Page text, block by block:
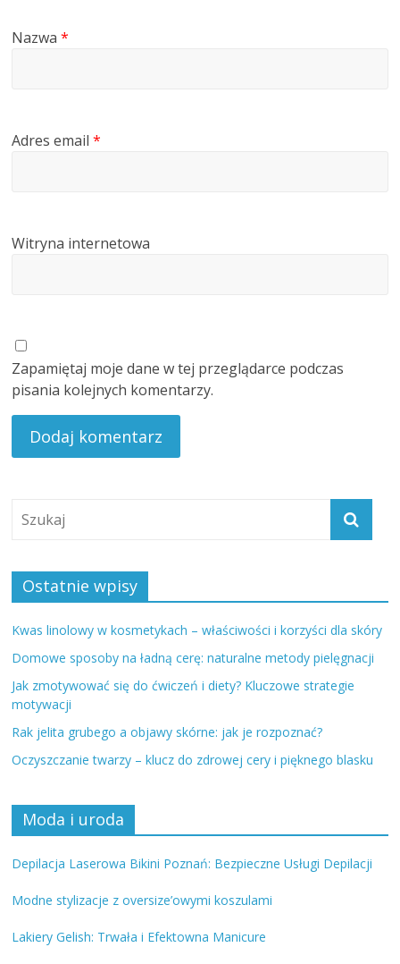
Nazwa*
Adres email*
Witryna internetowa
Zapamiętaj moje dane w tej przeglądarce podczas
pisania kolejnych komentarzy.
Ostatnie wpisy
Kwas linolowy w kosmetykach – właściwości i korzyści dla skóry
Domowe sposoby na ładną cerę: naturalne metody pielęgnacji
Jak zmotywować się do ćwiczeń i diety? Kluczowe strategie
motywacji
Rak jelita grubego a objawy skórne: jak je rozpoznać?
Oczyszczanie twarzy – klucz do zdrowej cery i pięknego blasku
Moda i uroda
Depilacja Laserowa Bikini Poznań: Bezpieczne Usługi Depilacji
Modne stylizacje z oversize’owymi koszulami
Lakiery Gelish: Trwała i Efektowna Manicure